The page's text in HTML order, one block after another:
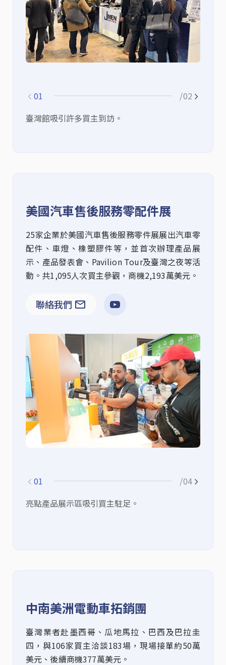
01
/02
臺灣館吸引許多買主到訪。
美國汽車售後服務零配件展
25家企業於美國汽車售後服務零件展展出汽車零
配件、車燈、橡塑膠件等，並首次辦理產品展
示、產品發表會、 Pavilion Tour及臺灣之夜等活
動。共1,095人次買主參觀，商機2,193萬美元 。
聯絡我們
01
/04
亮點產品展示區吸引買主駐足。
中南美洲電動車拓銷團
臺灣業者赴墨西哥、瓜地馬拉、巴西及巴拉圭
四， 與106家買主洽談183場，現場接單約50萬
美元、後續商機377萬美元。